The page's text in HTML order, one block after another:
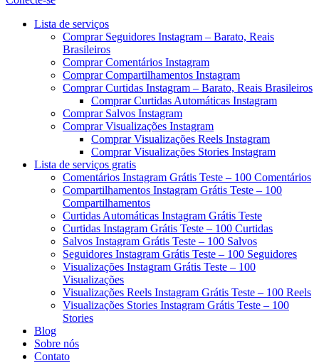
Menu
Lista de serviços
Comprar Seguidores Instagram – Barato, Reais
Brasileiros
Comprar Comentários Instagram
Comprar Compartilhamentos Instagram
Comprar Curtidas Instagram – Barato, Reais Brasileiros
Comprar Curtidas Automáticas Instagram
Comprar Salvos Instagram
Comprar Visualizações Instagram
Comprar Visualizações Reels Instagram
Comprar Visualizações Stories Instagram
Lista de serviços gratis
Comentários Instagram Grátis Teste – 100 Comentários
Compartilhamentos Instagram Grátis Teste – 100
Compartilhamentos
Curtidas Automáticas Instagram Grátis Teste
Curtidas Instagram Grátis Teste – 100 Curtidas
Salvos Instagram Grátis Teste – 100 Salvos
Seguidores Instagram Grátis Teste – 100 Seguidores
Visualizações Instagram Grátis Teste – 100
Visualizações
Visualizações Reels Instagram Grátis Teste – 100 Reels
Visualizações Stories Instagram Grátis Teste – 100
Stories
Blog
Sobre nós
Contato